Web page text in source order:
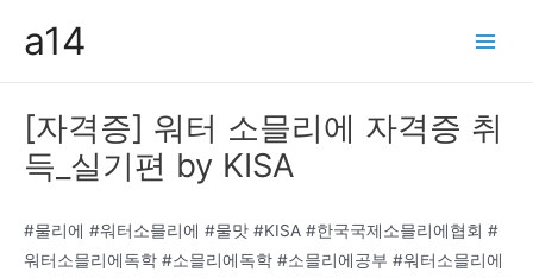
a14
[자격증] 워터 소믈리에 자격증 취
득_실기편 by KISA
#물리에 #워터소믈리에 #물맛 #KISA #한국국제소믈리에협회 #
워터소믈리에독학 #소믈리에독학 #소믈리에공부 #워터소믈리에